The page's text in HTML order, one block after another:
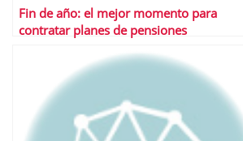
Fin de año: el mejor momento para
contratar planes de pensiones